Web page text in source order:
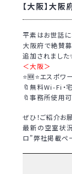
【大阪】大
平素はお世話に
大阪府で絶賛
追加されました
＜大阪＞
⭐🆕⭐エスポワ
🔖無料Wi-Fi・
🔖事務所使用
ぜひ！ご紹介お
最新の空室状
ロ”弊社掲載ペ